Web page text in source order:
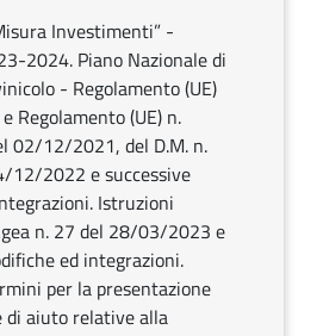
Investimenti” -
2024. Piano Nazionale di
- Regolamento (UE)
Regolamento (UE) n.
02/12/2021, del D.M. n.
12/2022 e successive
Istruzioni
n. 27 del 28/03/2023 e
ed integrazioni.
per la presentazione
di aiuto relative alla